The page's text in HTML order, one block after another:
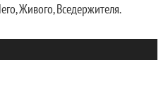
Живого, Вседержителя.